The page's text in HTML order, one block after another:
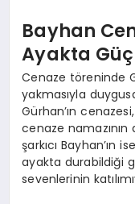
Bayhan
Ayakta
Cenaze töreninde
yakmasıyla
Gürhan’ın
cenaze
şarkıcı Bayhan’ın
ayakta durabildiği
sevenlerinin